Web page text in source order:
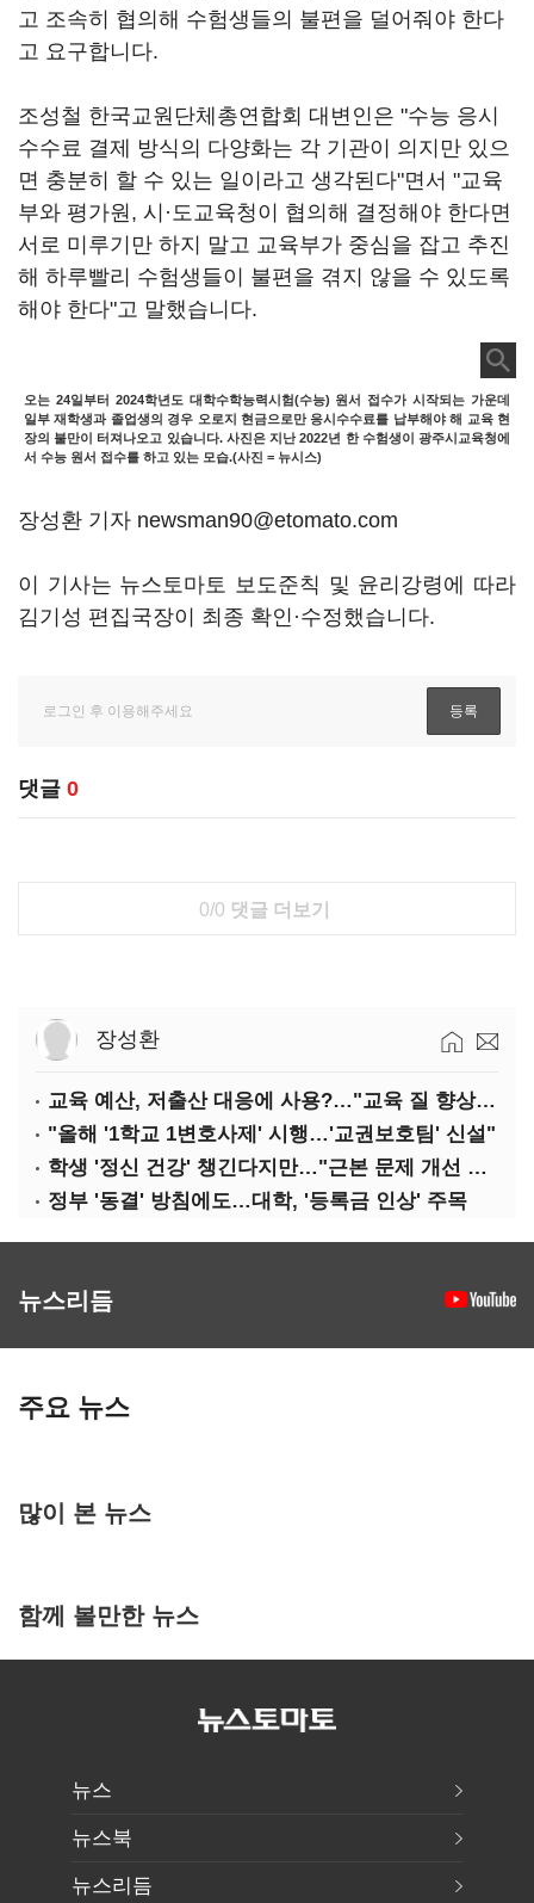
고 조속히 협의해 수험생들의 불편을 덜어줘야 한다
고 요구합니다.
조성철 한국교원단체총연합회 대변인은 "수능 응시
수수료 결제 방식의 다양화는 각 기관이 의지만 있으
면 충분히 할 수 있는 일이라고 생각된다"면서 "교육
부와 평가원, 시·도교육청이 협의해 결정해야 한다면
서로 미루기만 하지 말고 교육부가 중심을 잡고 추진
해 하루빨리 수험생들이 불편을 겪지 않을 수 있도록
해야 한다"고 말했습니다.
오는 24일부터 2024학년도 대학수학능력시험(수능) 원서 접수가 시작되는 가운데
일부 재학생과 졸업생의 경우 오로지 현금으로만 응시수수료를 납부해야 해 교육 현
장의 불만이 터져나오고 있습니다. 사진은 지난 2022년 한 수험생이 광주시교육청에
서 수능 원서 접수를 하고 있는 모습.(사진 = 뉴시스)
장성환 기자 newsman90@etomato.com
이 기사는 뉴스토마토 보도준칙 및 윤리강령에 따라
김기성 편집국장이 최종 확인·수정했습니다.
댓글 0
0/0 댓글 더보기
장성환
교육 예산, 저출산 대응에 사용?…"교육 질 향상에 투입해야"
"올해 '1학교 1변호사제' 시행…'교권보호팀' 신설"
학생 '정신 건강' 챙긴다지만…"근본 문제 개선 필요"
정부 '동결' 방침에도…대학, '등록금 인상' 주목
뉴스리듬
주요 뉴스
많이 본 뉴스
함께 볼만한 뉴스
뉴스
뉴스북
뉴스리듬